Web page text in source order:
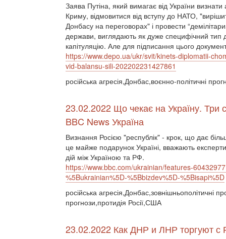
Заява Путіна, який вимагає від України визнати
Криму, відмовитися від вступу до НАТО,
Донбасу на переговорах" і провести
держави, виглядають як дуже специфічний
капітуляцію. Але для підписання цього
https://www.depo.ua/ukr/svit/kinets-diplomatii-
vid-balansu-sili-202202231427861
російська агресія,Донбас,воєнно-політичні
23.02.2022 Що чекає на Україну. Три
BBC News Україна
Визнання Росією "республік" - крок, що дає
це майже подарунок Україні, вважають
дій між Україною та РФ.
https://www.bbc.com/ukrainian/features-
%5Bukrainian%5D-%5Bbizdev%5D-%5Bisapi%5D
російська агресія,Донбас,зовнішньополітичні
прогнози,протидія Росії,США
23.02.2022 Как ДНР и ЛНР торгуют с